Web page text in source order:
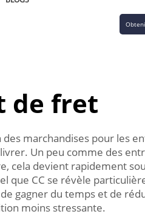
de fret
marchandises pour les
Un peu comme des
cela devient rapidement
que CC se révèle
gagner du temps et de
moins stressante.